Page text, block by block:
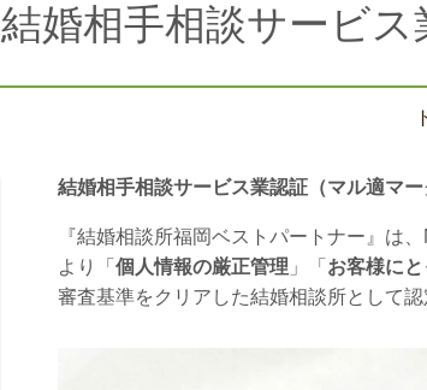
結婚相手相談サービス
結婚相手相談サービス業認証（マル適マ
『結婚相談所福岡ベストパートナー』は
より「 個人情報の厳正管理 」「 お客様に
審査基準をクリアした結婚相談所として認